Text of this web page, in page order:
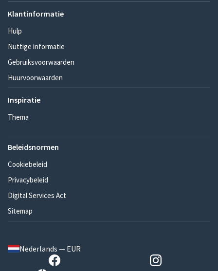
Klantinformatie
Hulp
Nuttige informatie
Gebruiksvoorwaarden
Huurvoorwaarden
Inspiratie
Thema
Beleidsnormen
Cookiebeleid
Privacybeleid
Digital Services Act
Sitemap
Nederlands — EUR